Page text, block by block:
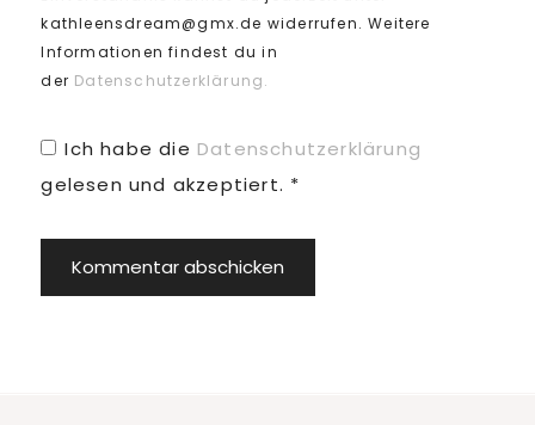
kathleensdream@gmx.de widerrufen. Weitere
Informationen findest du in
der Datenschutzerklärung.
Ich habe die Datenschutzerklärung
gelesen und akzeptiert. *